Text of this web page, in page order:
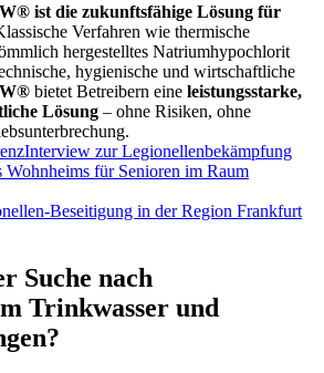
ist die zukunftsfähige Lösung für
Verfahren wie thermische
hergestelltes Natriumhypochlorit
hygienische und wirtschaftliche
bietet Betreibern eine leistungsstarke,
Lösung – ohne Risiken, ohne
Interview zur Legionellenbekämpfung
Wohnheims für Senioren im Raum
Beseitigung in der Region Frankfurt
Suche nach
Trinkwasser und